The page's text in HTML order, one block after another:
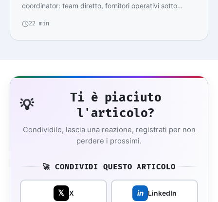
coordinator: team diretto, fornitori operativi sotto…
22 min
💡
Ti è piaciuto
l'articolo?
Condividilo, lascia una reazione, registrati per non
perdere i prossimi.
🚀 CONDIVIDI QUESTO ARTICOLO
𝕏 X in LinkedIn